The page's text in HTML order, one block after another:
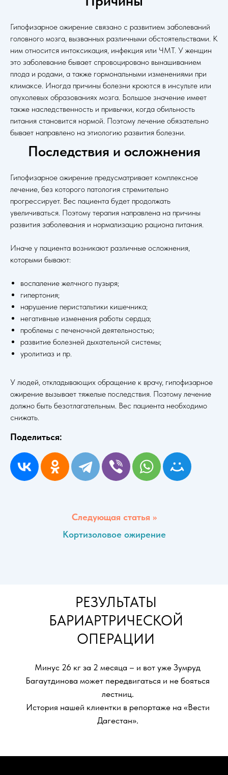
Гипофизарное ожирение связано с развитием заболеваний
головного мозга, вызванных различными обстоятельствами. К
ним относится интоксикация, инфекция или ЧМТ. У женщин
это заболевание бывает спровоцировано вынашиванием
плода и родами, а также гормональными изменениями при
климаксе. Иногда причины болезни кроются в инсульте или
опухолевых образованиях мозга. Большое значение имеет
также наследственность и привычки, когда обильность
питания становится нормой. Поэтому лечение обязательно
бывает направлено на этиологию развития болезни.
Последствия и осложнения
Гипофизарное ожирение предусматривает комплексное
лечение, без которого патология стремительно
прогрессирует. Вес пациента будет продолжать
увеличиваться. Поэтому терапия направлена на причины
развития заболевания и нормализацию рациона питания.
Иначе у пациента возникают различные осложнения,
которыми бывают:
воспаление желчного пузыря;
гипертония;
нарушение перистальтики кишечника;
негативные изменения работы сердца;
проблемы с печеночной деятельностью;
развитие болезней дыхательной системы;
уролитиаз и пр.
У людей, откладывающих обращение к врачу, гипофизарное
ожирение вызывает тяжелые последствия. Поэтому лечение
должно быть безотлагательным. Вес пациента необходимо
снижать.
Поделиться:
Следующая статья >>
Кортизоловое ожирение
Багаутдинова может передвигаться и не бояться
лестниц.
История нашей клиентки в репортаже на «Вести
КОНСУЛЬТАЦИЯ ОНЛАЙН
УСЛУГИ РЕЗУЛЬТАТЫ
ГБУ РД "РКБСМП"
Махачкала
УЛ.ПИРОГОВА,3
ГРАФИК ПРИЕМА
ЧАТ WHATSAPP
РЕЗЕКЦИЯ ЖЕЛУДКА
КОНТАКТЫ